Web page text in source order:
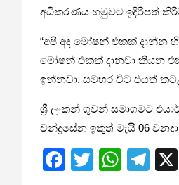
අධිකරණය හමුවට ඉදිරිපත්
“අපි අද මෝෂන් එකක් දාන්න
මෝෂන් එකක් දානවා කියන
ඉන්නවා. සමහර විට එයත්
ශ්‍රී ලංකන් ගුවන් සමාගමට
චන්ද්‍රසේන ඉකුත් මැයි 06
F
T
W
T